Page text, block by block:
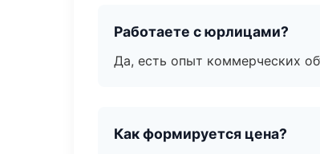
Работаете с юрлицами?
Да, есть опыт коммерческих
Как формируется цена?